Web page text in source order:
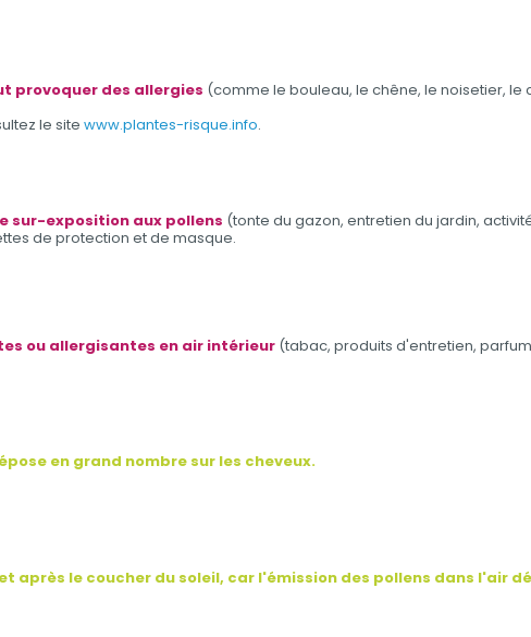
provoquer des allergies (comme le bouleau, le chêne, le noisetier, le
le site www.plantes-risque.info.
sur-exposition aux pollens (tonte du gazon, entretien du jardin,
de protection et de masque.
ou allergisantes en air intérieur(tabac, produits d'entretien,
en grand nombre sur les cheveux.
après le coucher du soleil, car l'émission des pollens dans l'air